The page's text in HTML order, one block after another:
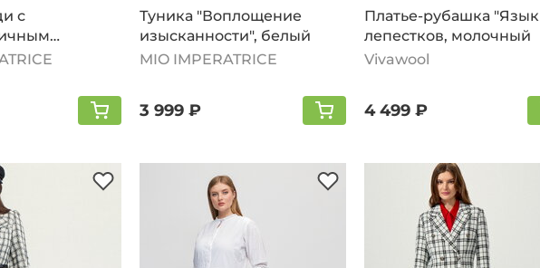
с
Туника "Воплощение
изысканности", белый
MIO IMPERATRICE
3 999 ₽
Платье-рубашка "Язык
лепестков, молочный
Vivawool
4 499 ₽